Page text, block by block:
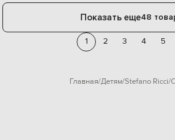
Показать еще48
1 2 3 4 5
Главная Детям Stefano Ricci